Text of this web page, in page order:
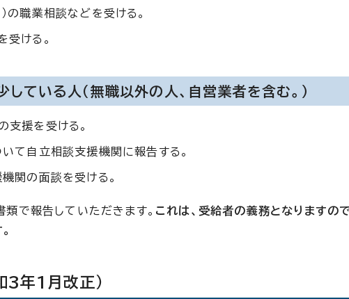
の職業相談などを受ける。
ける。
ている人（無職以外の人、自営業者を含む。）
支援を受ける。
て自立相談支援機関に報告する。
関の面談を受ける。
で報告していただきます。 これは、受給者の義務となりますの
3年1月改正）